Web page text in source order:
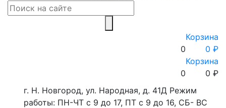
0
Корзина
0 ₽
0
Корзина
0 ₽
г. Н. Новгород, ул. Народная, д. 41Д Режим
работы: ПН-ЧТ с 9 до 17, ПТ с 9 до 16, СБ- ВС